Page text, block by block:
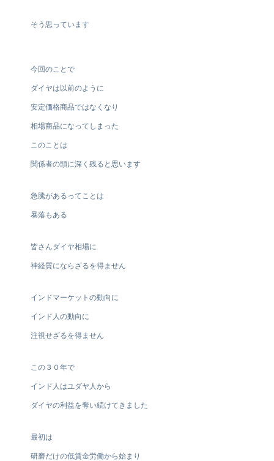
そう思っています
今回のことで
ダイヤは以前のように
安定価格商品ではなくなり
相場商品になってしまった
このことは
関係者の頭に深く残ると思います
急騰があるってことは
暴落もある
皆さんダイヤ相場に
神経質にならざるを得ません
インドマーケットの動向に
インド人の動向に
注視せざるを得ません
この３０年で
インド人はユダヤ人から
ダイヤの利益を奪い続けてきました
最初は
研磨だけの低賃金労働から始まり